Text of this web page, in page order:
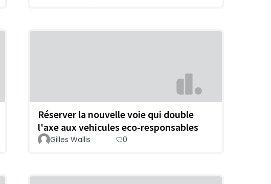
Réserver la nouvelle voie qui double
l'axe aux vehicules eco-responsables
Gilles Wallis 0